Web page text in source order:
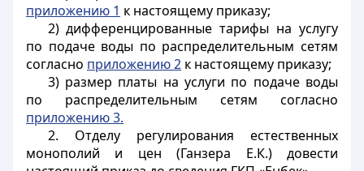
приложению 1 к настоящему приказу;
2) дифференцированные тарифы на услугу
по подаче воды по распределительным сетям
согласно приложению 2 к настоящему приказу;
3) размер платы на услуги по подаче воды
по распределительным сетям согласно
приложению 3.
2. Отделу регулирования естественных
монополий и цен (Ганзера Е.К.) довести